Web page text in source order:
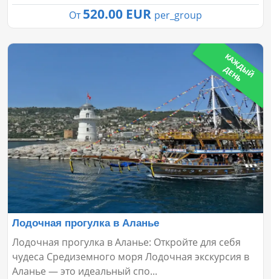
От 520.00 EUR per_group
К
А
Ж
Д
Ы
Й
Д
Е
Н
Ь
Лодочная прогулка в Аланье
Лодочная прогулка в Аланье: Откройте для себя
чудеса Средиземного моря Лодочная экскурсия в
Аланье — это идеальный спо...